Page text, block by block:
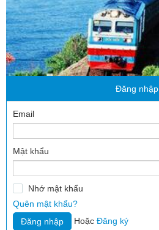
Đăng nhập
Email
Mật khẩu
Nhớ mật khẩu
Quên mật khẩu?
Hoặc Đăng ký